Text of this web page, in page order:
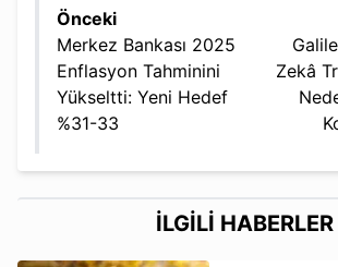
Önceki
Merkez Bankası 2025
Enflasyon Tahminini
Yükseltti: Yeni Hedef
%31-33
Zekâ
İLGİLİ HABERLER